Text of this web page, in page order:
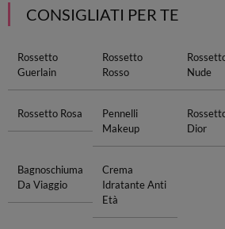
CONSIGLIATI PER TE
Rossetto
Guerlain
Rossetto
Rosso
Nude
Rossetto Rosa
Pennelli
Makeup
Dior
Bagnoschiuma
Da Viaggio
Crema
Idratante Anti
Età